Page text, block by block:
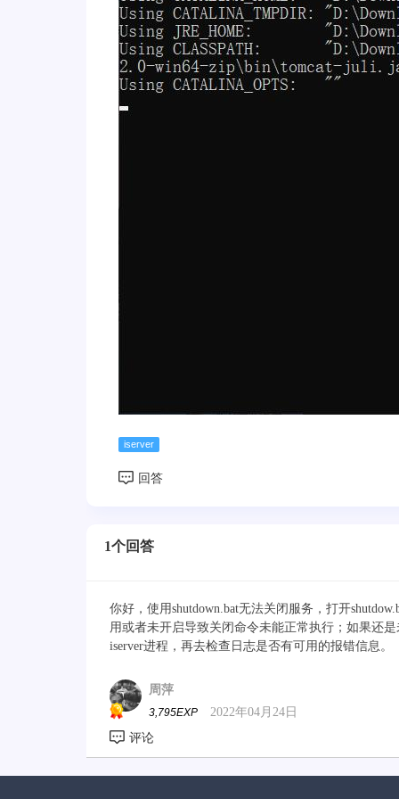
iserver
1个回答
你好，使用shutdown.bat无法关闭服务，打开
用或者未开启导致关闭命令未能正常执行；如果还
iserver进程，再去检查日志是否有可用的报错信息。
周萍
3,795EXP 2022年04月24日